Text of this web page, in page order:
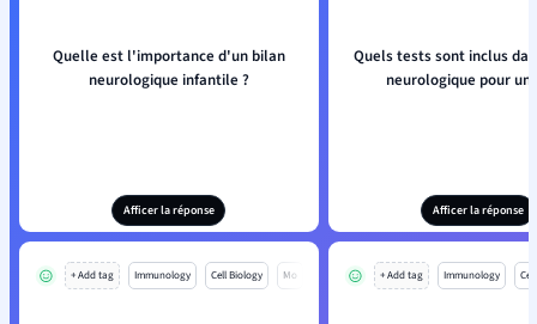
Quelle est l'importance d'un bilan
neurologique infantile ?
Afficer la réponse
Quels tests sont inclus
neurologique pour un
Afficer la réponse
+ Add tag Immunology Cell Biology Mo + Add tag Immunology